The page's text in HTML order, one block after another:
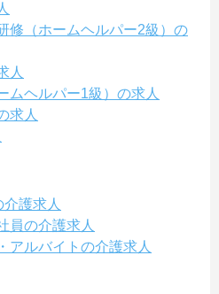
修（ホームヘルパー2級）の
人
ムヘルパー1級）の求人
求人
護求人
員の介護求人
アルバイトの介護求人